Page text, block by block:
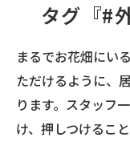
タグ『#
まるでお花畑にい
ただけるように、
ります。スタッフ
け、押しつけるこ